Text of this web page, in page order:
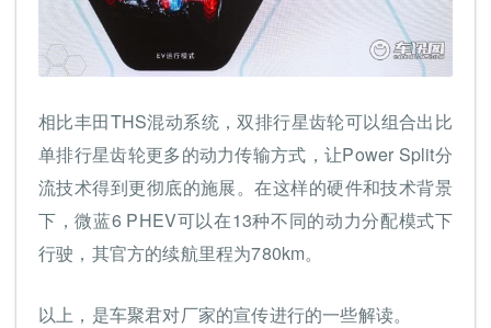
相比丰田THS混动系统，双排行星齿轮可以组合出比
单排行星齿轮更多的动力传输方式，让Power Split分
流技术得到更彻底的施展。在这样的硬件和技术背景
下，微蓝6 PHEV可以在13种不同的动力分配模式下
行驶，其官方的续航里程为780km。
以上，是车聚君对厂家的宣传进行的一些解读。